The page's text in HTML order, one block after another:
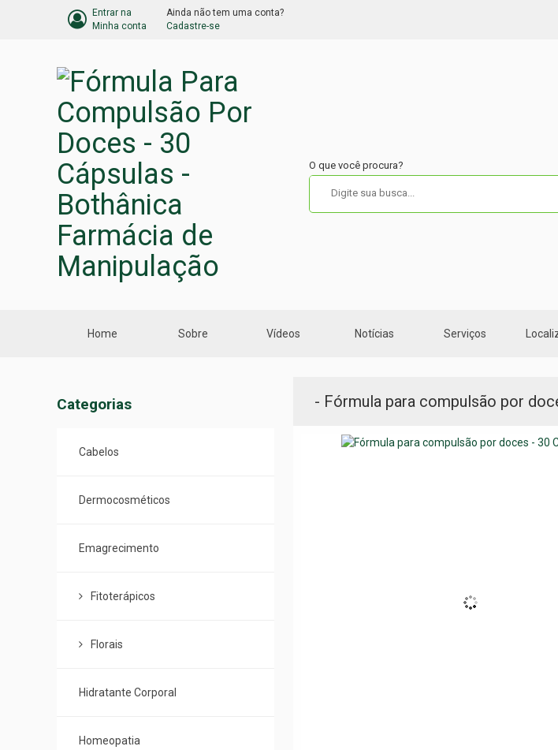
Entrar na
Minha conta
Ainda não tem uma conta?
Cadastre-se
O que você procura?
Home Sobre Vídeos Notícias Serviços
Categorias
Menu
Categorias
Cabelos
Dermocosméticos
Emagrecimento
Fitoterápicos
Florais
Hidratante Corporal
Homeopatia
- Fórmula para compulsão por